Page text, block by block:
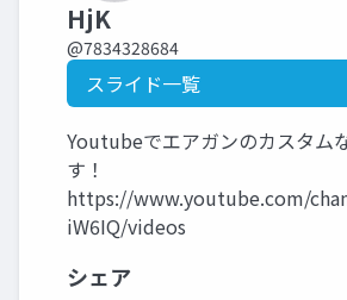
HjK
@7834328684
スライド一覧
Youtubeでエアガンのカスタム
す！
https://www.youtube.com/
iW6IQ/videos
シェア